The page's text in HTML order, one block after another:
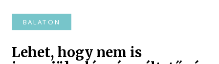
BALATON
Lehet, hogy nem is